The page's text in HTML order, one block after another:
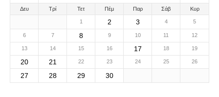
Δευ Τρί Τετ Πέμ Παρ Σάβ Κυρ
1 2 3 4 5
6 7 8 9 10 11 12
13 14 15 16 17 18 19
20 21 22 23 24 25 26
27 28 29 30